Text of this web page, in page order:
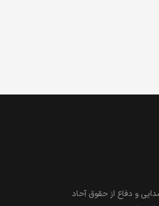
و دفاع از حقوق آحاد